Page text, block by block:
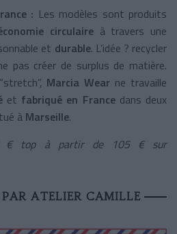
: Les modèles sont produits
circulaireà travers une
et durable. L’idée ? recycler
pas créer de surplus de matière.
Marcia Wear ne travaille
et fabriqué en Francedans deux
à Marseille.
€ top à partir de 105 € sur
PAR ATELIER CAMILLE